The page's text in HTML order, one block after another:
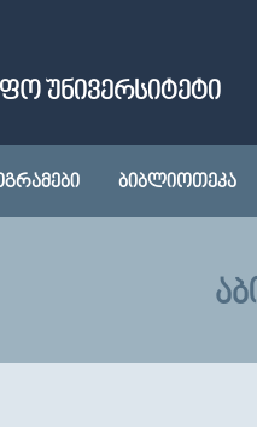
ᲣᲜᲘᲕᲔᲠᲡᲘᲢᲔᲢᲘ
ᲑᲘᲑᲚᲘᲝᲗᲔᲙᲐ